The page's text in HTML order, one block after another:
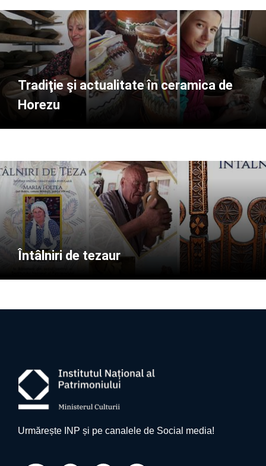
Tradiţie şi actualitate în ceramica de
Horezu
Întâlniri de tezaur
Urmărește INP și pe canalele de Social media!